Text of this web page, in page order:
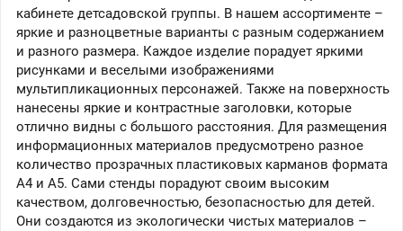
кабинете детсадовской группы. В нашем ассортименте –
яркие и разноцветные варианты с разным содержанием
и разного размера. Каждое изделие порадует яркими
рисунками и веселыми изображениями
мультипликационных персонажей. Также на поверхность
нанесены яркие и контрастные заголовки, которые
отлично видны с большого расстояния. Для размещения
информационных материалов предусмотрено разное
количество прозрачных пластиковых карманов формата
А4 и А5. Сами стенды порадуют своим высоким
качеством, долговечностью, безопасностью для детей.
Они создаются из экологически чистых материалов –